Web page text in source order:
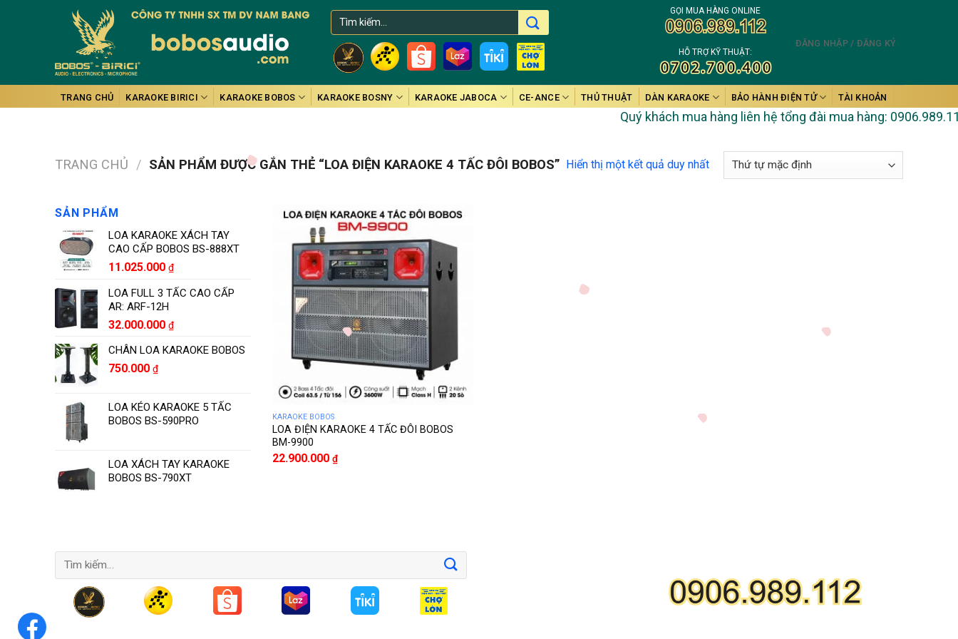
Tìm
kiếm:
GỌI MUA HÀNG ONLINE
HỖ TRỢ KỸ THUẬT:
ĐĂNG NHẬP / ĐĂNG KÝ
TRANG CHỦ KARAOKE BIRICI KARAOKE BOBOS KARAOKE BOSNY KARAOKE JABOCA CE-ANCE THỦ THUẬT DÀN KARAOKE BẢO HÀNH ĐIỆN TỬ TÀI KHOẢN
Quý khách mua hàng liên hệ tổng đài mua hàng:
TRANG CHỦ / SẢN PHẨM ĐƯỢC GẮN THẺ “LOA ĐIỆN KARAOKE 4 TẤC ĐÔI BOBOS” Hiển thị một kết quả duy nhất
SẢN PHẨM
LOA KARAOKE XÁCH TAY
CAO CẤP BOBOS BS-888XT
11.025.000 ₫
LOA FULL 3 TẤC CAO CẤP
AR: ARF-12H
32.000.000 ₫
CHÂN LOA KARAOKE BOBOS
750.000 ₫
LOA KÉO KARAOKE 5 TẤC
BOBOS BS-590PRO
LOA XÁCH TAY KARAOKE
BOBOS BS-790XT
KARAOKE BOBOS
LOA ĐIỆN KARAOKE 4 TẤC ĐÔI BOBOS
BM-9900
22.900.000 ₫
Tìm
kiếm: